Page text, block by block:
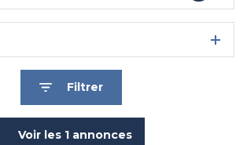
Filtrer
Voir les 1annonces